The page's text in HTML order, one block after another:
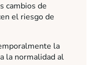
cambios de
el riesgo de
la
la normalidad al